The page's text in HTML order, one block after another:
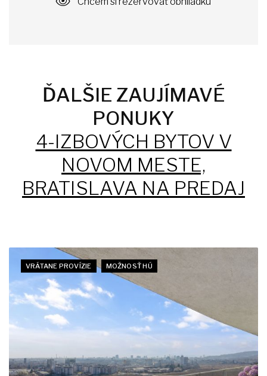
ĎALŠIE ZAUJÍMAVÉ
PONUKY
4-IZBOVÝCH BYTOV V
NOVOM MESTE,
BRATISLAVA NA PREDAJ
VRÁTANE PROVÍZIE MOŽNOSŤ HÚ